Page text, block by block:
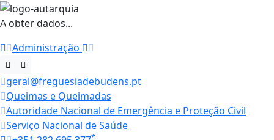
A obter dados...
Administração
geral@freguesiadebudens.pt
Queimas e Queimadas
Autoridade Nacional de Emergência e Proteção Civil
Serviço Nacional de Saúde
*